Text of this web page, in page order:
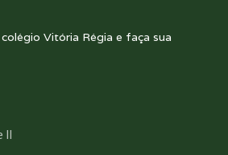
Vitória Régia e faça sua
II